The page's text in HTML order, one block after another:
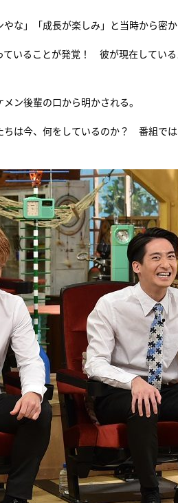
な」「成長が楽しみ」と当時から密か
いることが発覚！ 彼が現在してい
ン後輩の口から明かされる。
ちは今、何をしているのか？ 番組で